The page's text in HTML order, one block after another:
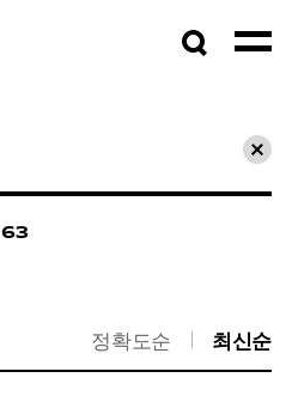
초기
63
정확도순 최신순